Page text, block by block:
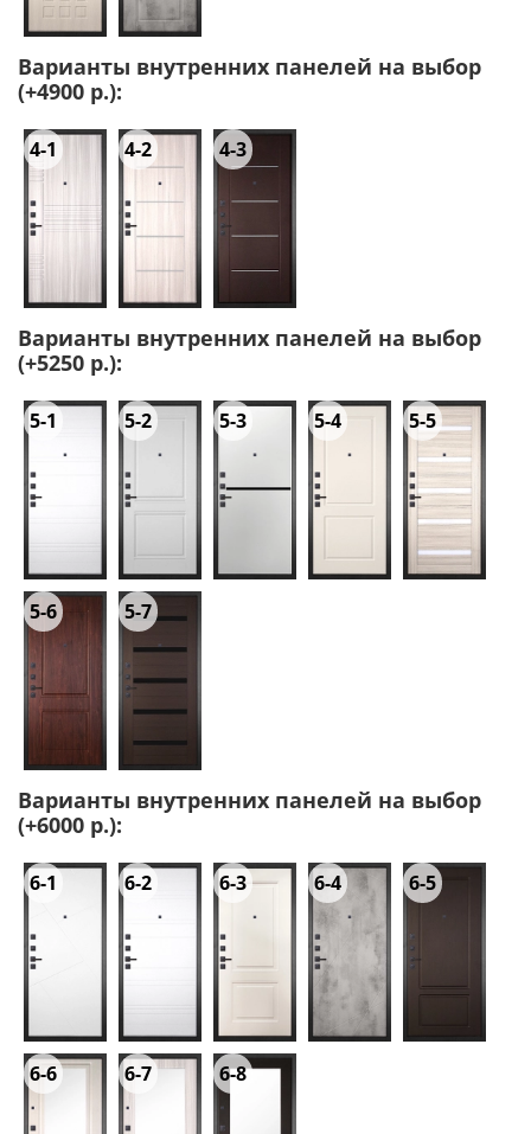
Варианты внутренних панелей на выбор
(+4900 р.):
4-1 4-2 4-3
Варианты внутренних панелей на выбор
(+5250 р.):
5-1 5-2 5-3 5-4 5-5
5-6 5-7
Варианты внутренних панелей на выбор
(+6000 р.):
6-1 6-2 6-3 6-4 6-5
6-6 6-7 6-8